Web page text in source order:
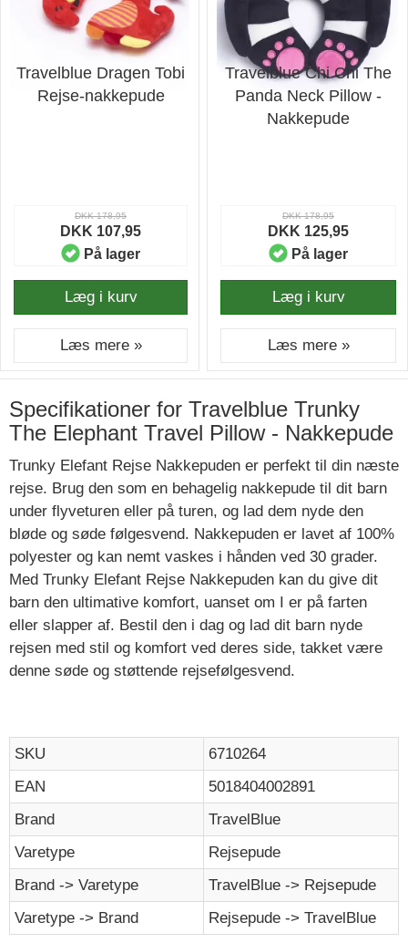
Travelblue Dragen Tobi
Rejse-nakkepude
DKK 178,95
DKK 107,95
På lager
Læg i kurv
Læs mere »
Travelblue Chi Chi The
Panda Neck Pillow -
Nakkepude
DKK 178,95
DKK 125,95
På lager
Læg i kurv
Læs mere »
Specifikationer for Travelblue Trunky
The Elephant Travel Pillow - Nakkepude
Trunky Elefant Rejse Nakkepuden er perfekt til din næste
rejse. Brug den som en behagelig nakkepude til dit barn
under flyveturen eller på turen, og lad dem nyde den
bløde og søde følgesvend. Nakkepuden er lavet af 100%
polyester og kan nemt vaskes i hånden ved 30 grader.
Med Trunky Elefant Rejse Nakkepuden kan du give dit
barn den ultimative komfort, uanset om I er på farten
eller slapper af. Bestil den i dag og lad dit barn nyde
rejsen med stil og komfort ved deres side, takket være
denne søde og støttende rejsefølgesvend.
SKU
6710264
EAN
5018404002891
Brand
TravelBlue
Varetype
Rejsepude
Brand -> Varetype
TravelBlue -> Rejsepude
Varetype -> Brand
Rejsepude -> TravelBlue